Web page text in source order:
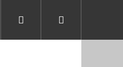
Kontakt Blog
Přihlášení